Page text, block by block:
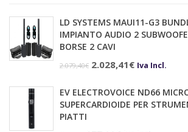
LD SYSTEMS MAUI11-G3
IMPIANTO AUDIO 2
BORSE 2 CAVI
2.079,40€ Il
originale
2.028,41€Il
attuale
Iva Incl.
EV ELECTROVOICE ND66
SUPERCARDIOIDE PER
PIATTI